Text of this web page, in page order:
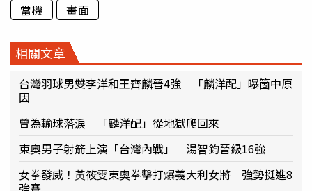
當機
畫面
相關文章
台灣羽球男雙李洋和王齊麟晉4強 「麟洋配」曝箇中原
因
曾為輸球落淚 「麟洋配」從地獄爬回來
東奧男子射箭上演「台灣內戰」 湯智鈞晉級16強
女拳發威！黃筱雯東奧拳擊打爆義大利女將 強勢挺進8